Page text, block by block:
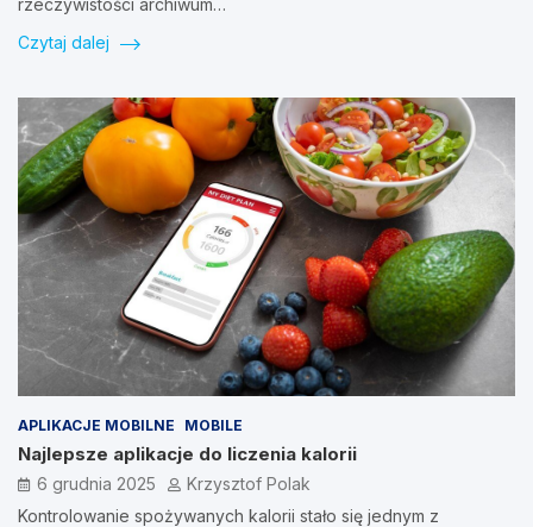
rzeczywistości archiwum…
Czytaj dalej
APLIKACJE MOBILNE MOBILE
Najlepsze aplikacje do liczenia kalorii
6 grudnia 2025
Krzysztof Polak
Kontrolowanie spożywanych kalorii stało się jednym z